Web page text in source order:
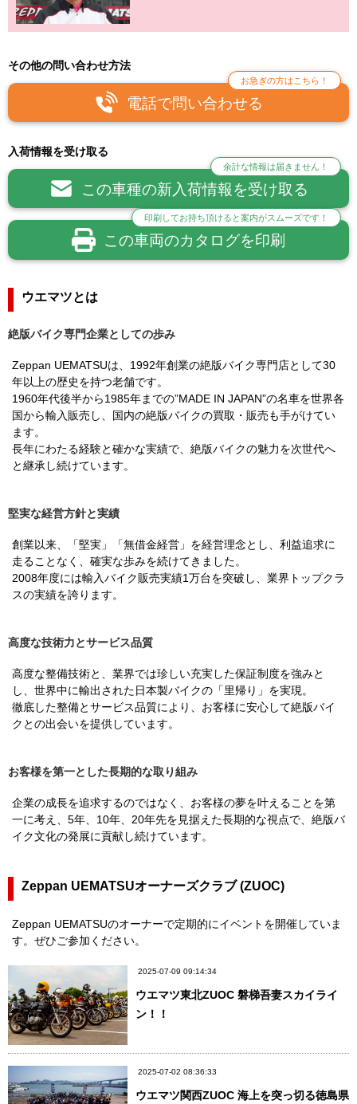
その他の問い合わせ方法
電話で問い合わせる
お急ぎの方はこちら！
入荷情報を受け取る
この車種の新入荷情報を受け取る
余計な情報は届きません！
この車両のカタログを印刷
印刷してお持ち頂けると案内がスムーズです！
ウエマツとは
絶版バイク専門企業としての歩み
Zeppan UEMATSUは、1992年創業の絶版バイク専門店として30
年以上の歴史を持つ老舗です。
1960年代後半から1985年までの”MADE IN JAPAN”の名車を世界各
国から輸入販売し、国内の絶版バイクの買取・販売も手がけてい
ます。
長年にわたる経験と確かな実績で、絶版バイクの魅力を次世代へ
と継承し続けています。
堅実な経営方針と実績
創業以来、「堅実」「無借金経営」を経営理念とし、利益追求に
走ることなく、確実な歩みを続けてきました。
2008年度には輸入バイク販売実績1万台を突破し、業界トップクラ
スの実績を誇ります。
高度な技術力とサービス品質
高度な整備技術と、業界では珍しい充実した保証制度を強みと
し、世界中に輸出された日本製バイクの「里帰り」を実現。
徹底した整備とサービス品質により、お客様に安心して絶版バイ
クとの出会いを提供しています。
お客様を第一とした長期的な取り組み
企業の成長を追求するのではなく、お客様の夢を叶えることを第
一に考え、5年、10年、20年先を見据えた長期的な視点で、絶版バ
イク文化の発展に貢献し続けています。
Zeppan UEMATSUオーナーズクラブ (ZUOC)
Zeppan UEMATSUのオーナーで定期的にイベントを開催していま
す。ぜひご参加ください。
2025-07-09 09:14:34
ウエマツ東北ZUOC 磐梯吾妻スカイライ
ン！！
2025-07-02 08:36:33
ウエマツ関西ZUOC 海上を突っ切る徳島県